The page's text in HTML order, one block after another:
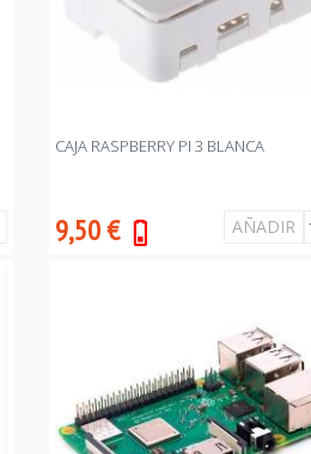
CAJA RASPBERRY PI 3 BLANCA
9,50€